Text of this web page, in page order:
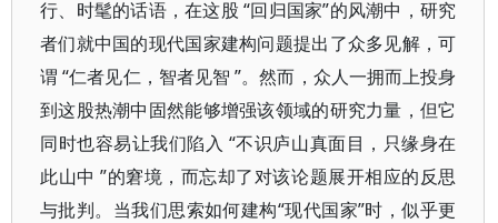
行、时髦的话语，在这股 “回归国家”的风潮中，研究
者们就中国的现代国家建构问题提出了众多见解，可
谓 “仁者见仁，智者见智 ”。然而，众人一拥而上投身
到这股热潮中固然能够增强该领域的研究力量，但它
同时也容易让我们陷入 “不识庐山真面目，只缘身在
此山中 ”的窘境，而忘却了对该论题展开相应的反思
与批判。当我们思索如何建构“现代国家”时，似乎更